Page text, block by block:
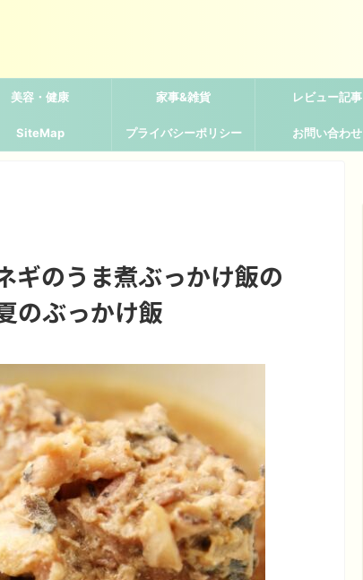
美容・健康 家事&雑貨 レビュー記事
SiteMap プライバシーポリシー お問い合わせ
ギのうま煮ぶっかけ飯の
のぶっかけ飯